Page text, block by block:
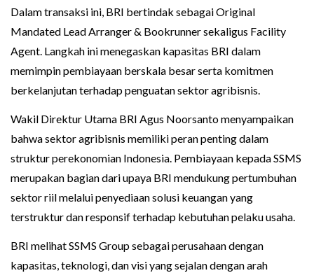
Dalam transaksi ini, BRI bertindak sebagai Original
Mandated Lead Arranger & Bookrunner sekaligus Facility
Agent. Langkah ini menegaskan kapasitas BRI dalam
memimpin pembiayaan berskala besar serta komitmen
berkelanjutan terhadap penguatan sektor agribisnis.
Wakil Direktur Utama BRI Agus Noorsanto menyampaikan
bahwa sektor agribisnis memiliki peran penting dalam
struktur perekonomian Indonesia. Pembiayaan kepada SSMS
merupakan bagian dari upaya BRI mendukung pertumbuhan
sektor riil melalui penyediaan solusi keuangan yang
terstruktur dan responsif terhadap kebutuhan pelaku usaha.
BRI melihat SSMS Group sebagai perusahaan dengan
kapasitas, teknologi, dan visi yang sejalan dengan arah